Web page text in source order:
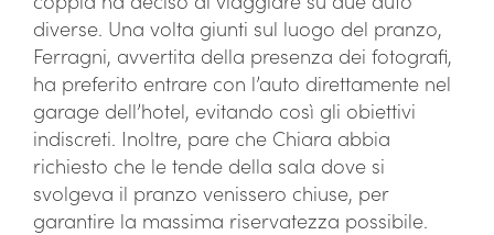
diverse. Una volta giunti sul luogo del pranzo,
Ferragni, avvertita della presenza dei fotografi,
ha preferito entrare con l’auto direttamente nel
garage dell’hotel, evitando così gli obiettivi
indiscreti. Inoltre, pare che Chiara abbia
richiesto che le tende della sala dove si
svolgeva il pranzo venissero chiuse, per
garantire la massima riservatezza possibile.